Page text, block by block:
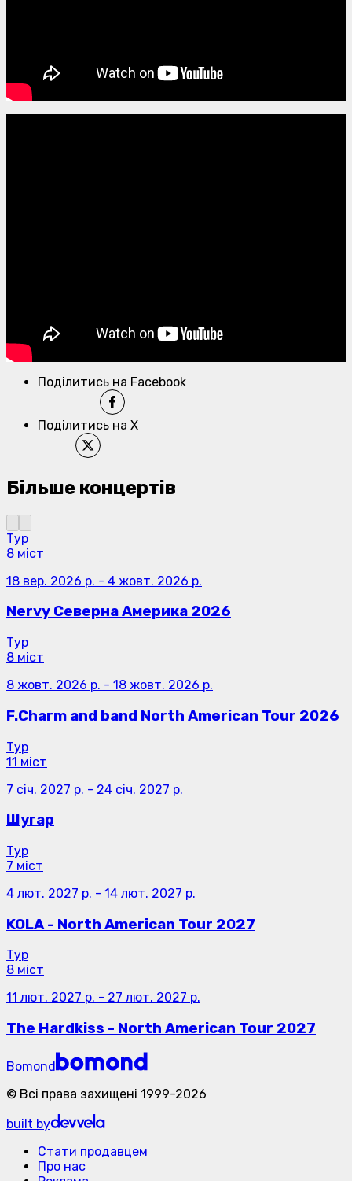
Поділитись на Facebook
Поділитись на X
Більше концертів
Тур
8 міст
18 вер. 2026 р. - 4 жовт. 2026 р.
Nervy Северна Америка 2026
Тур
8 міст
8 жовт. 2026 р. - 18 жовт. 2026 р.
F.Charm and band North American Tour 2026
Тур
11 міст
7 січ. 2027 р. - 24 січ. 2027 р.
Шугар
Тур
7 міст
4 лют. 2027 р. - 14 лют. 2027 р.
KOLA - North American Tour 2027
Тур
8 міст
11 лют. 2027 р. - 27 лют. 2027 р.
The Hardkiss - North American Tour 2027
Bomond
© Всі права захищені 1999-2026
built by
Стати продавцем
Про нас